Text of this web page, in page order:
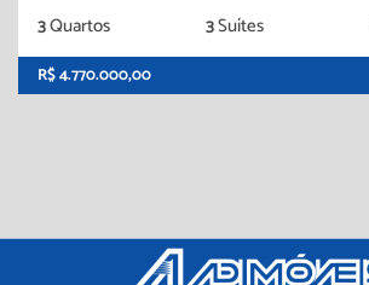
3Quartos 3Suítes
R$ 4.770.000,00